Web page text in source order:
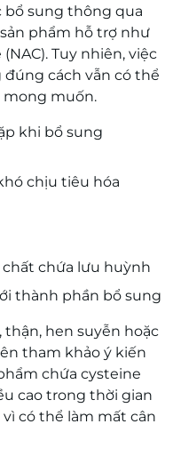
bổ sung thông qua
phẩm hỗ trợ như
Tuy nhiên, việc
cách vẫn có thể
mong muốn.
khi bổ sung
chịu tiêu hóa
chứa lưu huỳnh
thành phần bổ sung
thận, hen suyễn hoặc
tham khảo ý kiến
chứa cysteine
cao trong thời gian
có thể làm mất cân